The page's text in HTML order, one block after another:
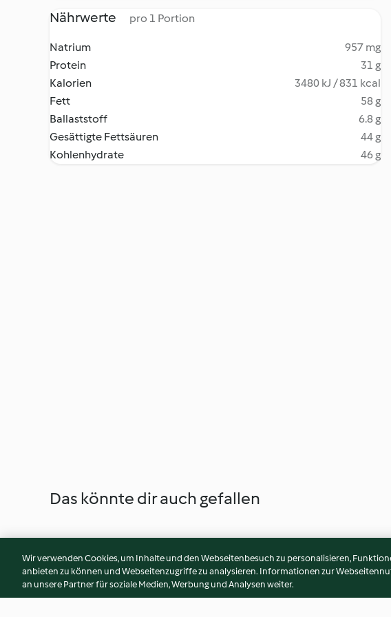
Nährwerte pro 1 Portion
Natrium
957 mg
Protein
31 g
Kalorien
3480 kJ / 831 kcal
Fett
58 g
Ballaststoff
6.8 g
Gesättigte Fettsäuren
44 g
Kohlenhydrate
46 g
Das könnte dir auch gefallen
Wir verwenden Cookies, um Inhalte und den Webseitenbesuch zu personalisieren,
anbieten zu können und Webseitenzugriffe zu analysieren. Informationen zur
an unsere Partner für soziale Medien, Werbung und Analysen weiter.